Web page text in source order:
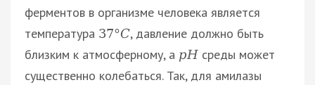
ферментов в организме человека является
температура 37°С, давление должно быть
близким к атмосферному, а рН среды может
существенно колебаться. Так, для амилазы